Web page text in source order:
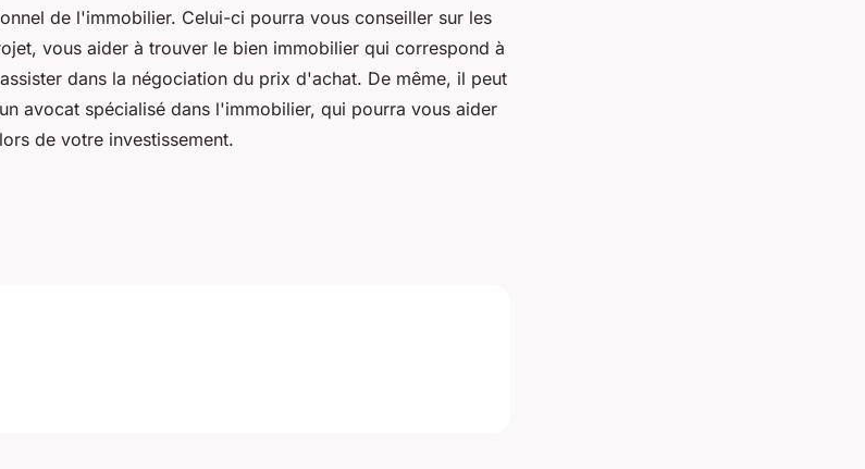
de l'immobilier. Celui-ci pourra vous conseiller sur les
vous aider à trouver le bien immobilier qui correspond à
dans la négociation du prix d'achat. De même, il peut
avocat spécialisé dans l'immobilier, qui pourra vous aider
de votre investissement.